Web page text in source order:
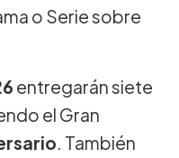
o Serie sobre
entregarán siete
el Gran
. También